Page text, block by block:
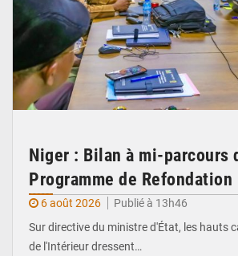
Niger : Bilan à mi-parcours
Programme de Refondation
6 août 2026
Publié à 13h46
Sur directive du ministre d'État, les hauts
de l'Intérieur dressent…